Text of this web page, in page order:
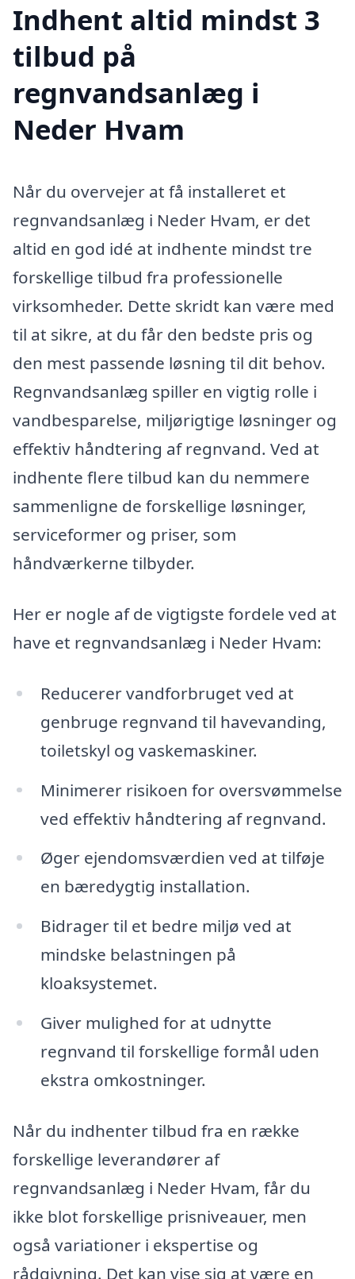
Indhent altid mindst 3
tilbud på
regnvandsanlæg i
Neder Hvam
Når du overvejer at få installeret et
regnvandsanlæg i Neder Hvam, er det
altid en god idé at indhente mindst tre
forskellige tilbud fra professionelle
virksomheder. Dette skridt kan være med
til at sikre, at du får den bedste pris og
den mest passende løsning til dit behov.
Regnvandsanlæg spiller en vigtig rolle i
vandbesparelse, miljørigtige løsninger og
effektiv håndtering af regnvand. Ved at
indhente flere tilbud kan du nemmere
sammenligne de forskellige løsninger,
serviceformer og priser, som
håndværkerne tilbyder.
Her er nogle af de vigtigste fordele ved at
have et regnvandsanlæg i Neder Hvam:
Reducerer vandforbruget ved at
genbruge regnvand til havevanding,
toiletskyl og vaskemaskiner.
Minimerer risikoen for oversvømmelse
ved effektiv håndtering af regnvand.
Øger ejendomsværdien ved at tilføje
en bæredygtig installation.
Bidrager til et bedre miljø ved at
mindske belastningen på
kloaksystemet.
Giver mulighed for at udnytte
regnvand til forskellige formål uden
ekstra omkostninger.
Når du indhenter tilbud fra en række
forskellige leverandører af
regnvandsanlæg i Neder Hvam, får du
ikke blot forskellige prisniveauer, men
også variationer i ekspertise og
rådgivning. Det kan vise sig at være en